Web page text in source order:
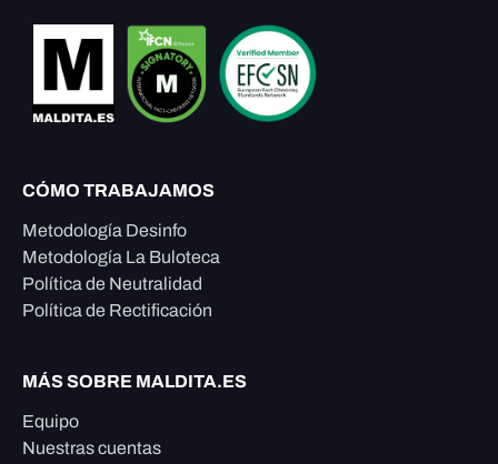
CÓMO TRABAJAMOS
Metodología Desinfo
Metodología La Buloteca
Política de Neutralidad
Política de Rectificación
MÁS SOBRE MALDITA.ES
Equipo
Nuestras cuentas